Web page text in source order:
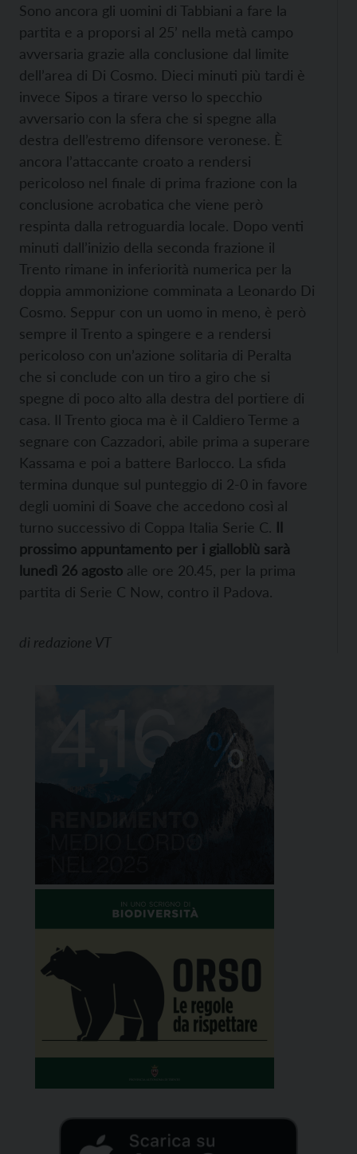
Sono ancora gli uomini di Tabbiani a fare la
partita e a proporsi al 25’ nella metà campo
avversaria grazie alla conclusione dal limite
dell’area di Di Cosmo. Dieci minuti più tardi è
invece Sipos a tirare verso lo specchio
avversario con la sfera che si spegne alla
destra dell’estremo difensore veronese. È
ancora l’attaccante croato a rendersi
pericoloso nel finale di prima frazione con la
conclusione acrobatica che viene però
respinta dalla retroguardia locale. Dopo venti
minuti dall’inizio della seconda frazione il
Trento rimane in inferiorità numerica per la
doppia ammonizione comminata a Leonardo Di
Cosmo. Seppur con un uomo in meno, è però
sempre il Trento a spingere e a rendersi
pericoloso con un’azione solitaria di Peralta
che si conclude con un tiro a giro che si
spegne di poco alto alla destra del portiere di
casa. Il Trento gioca ma è il Caldiero Terme a
segnare con Cazzadori, abile prima a superare
Kassama e poi a battere Barlocco. La sfida
termina dunque sul punteggio di 2-0 in favore
degli uomini di Soave che accedono così al
turno successivo di Coppa Italia Serie C. Il
prossimo appuntamento per i gialloblù sarà
lunedì 26 agosto alle ore 20.45, per la prima
partita di Serie C Now, contro il Padova.
di redazione VT